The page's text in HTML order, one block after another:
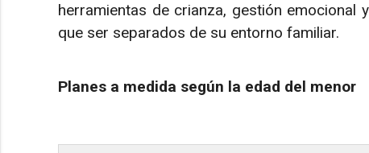
herramientas de crianza, gestión emocional
que ser separados de su entorno familiar.
Planes a medida según la edad del menor